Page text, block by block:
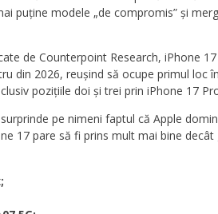
puține modele „de compromis” și
de Counterpoint Research, iPhone
din 2026, reușind să ocupe primul loc
pozițiile doi și trei prin iPhone 17
pe nimeni faptul că Apple
17 pare să fi prins mult mai bine